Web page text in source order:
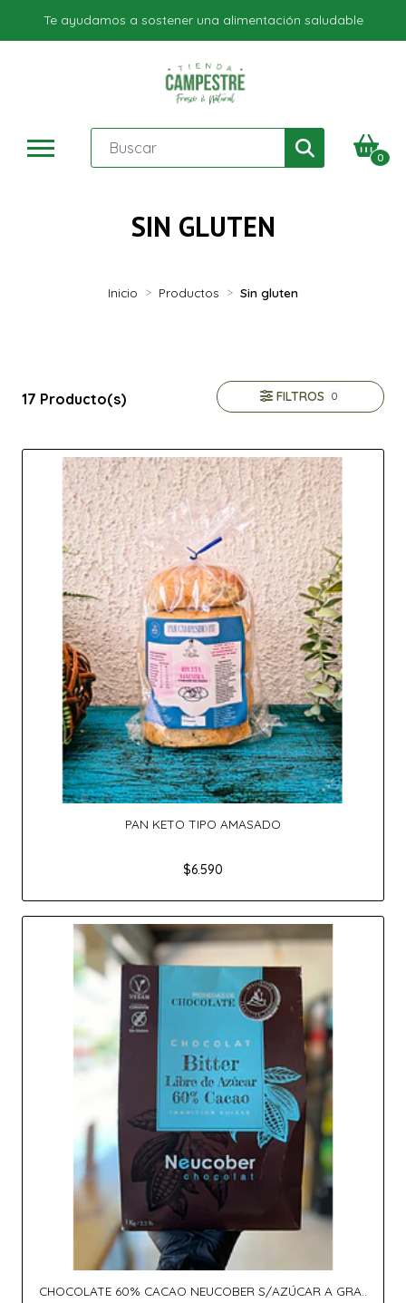
Te ayudamos a sostener una alimentación saludable
0
SIN GLUTEN
Inicio Productos Sin gluten
17 Producto(s) FILTROS 0
PAN KETO TIPO AMASADO
$6.590
CHOCOLATE 60% CACAO NEUCOBER S/AZÚCAR A GRA..